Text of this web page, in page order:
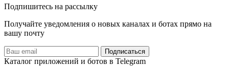
Подпишитесь на рассылку
Получайте уведомления о новых каналах и ботаx прямо на
вашу почту
Подписаться
Каталог приложений и ботов в Telegram